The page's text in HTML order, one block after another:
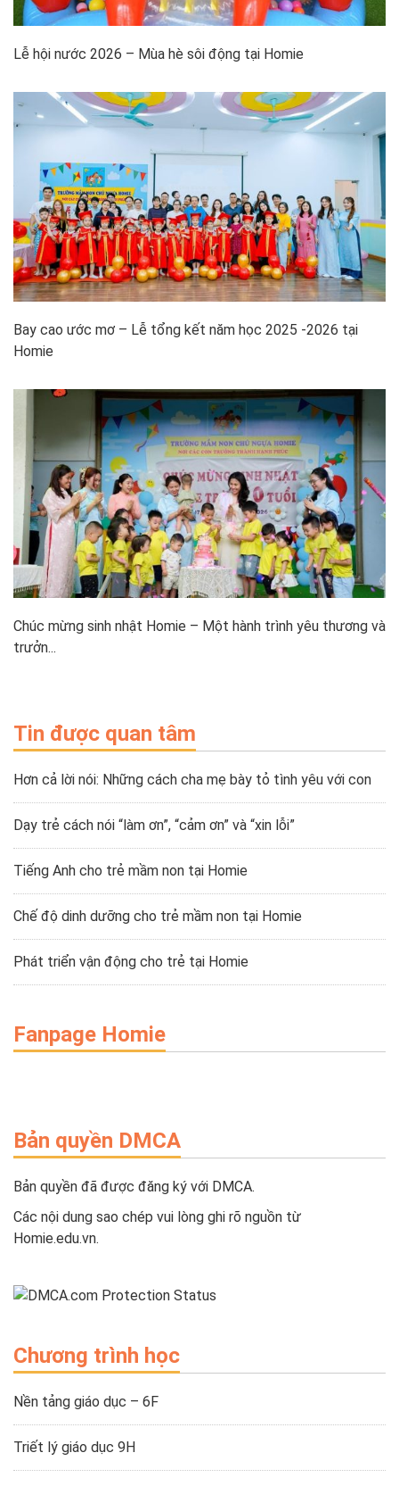
Lễ hội nước 2026 – Mùa hè sôi động tại Homie
Bay cao ước mơ – Lễ tổng kết năm học 2025 -2026 tại
Homie
Chúc mừng sinh nhật Homie – Một hành trình yêu thương và
trưởn...
Tin được quan tâm
Hơn cả lời nói: Những cách cha mẹ bày tỏ tình yêu với con
Dạy trẻ cách nói “làm ơn”, “cảm ơn” và “xin lỗi”
Tiếng Anh cho trẻ mầm non tại Homie
Chế độ dinh dưỡng cho trẻ mầm non tại Homie
Phát triển vận động cho trẻ tại Homie
Fanpage Homie
Bản quyền DMCA
Bản quyền đã được đăng ký với DMCA.
Các nội dung sao chép vui lòng ghi rõ nguồn từ
Homie.edu.vn.
Chương trình học
Nền tảng giáo dục – 6F
Triết lý giáo dục 9H